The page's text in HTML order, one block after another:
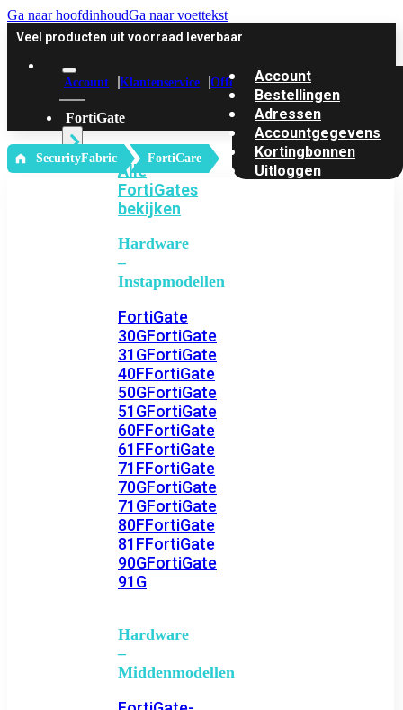
Ga naar hoofdinhoudGa naar voettekst
Veel producten uit voorraad leverbaar
Account Klantenservice Offerte
FortiGate
Alle
FortiGates
bekijken
Hardware
–
Instapmodellen
FortiGate
30GFortiGate
31GFortiGate
40FFortiGate
50GFortiGate
51GFortiGate
60FFortiGate
61FFortiGate
71FFortiGate
70GFortiGate
71GFortiGate
80FFortiGate
81FFortiGate
90GFortiGate
91G
Hardware
–
Middenmodellen
Account
Bestellingen
Adressen
Accountgegevens
Kortingbonnen
Uitloggen
‎ SecurityFabric FortiCare